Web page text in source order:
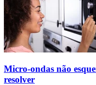
Micro-ondas não
resolver